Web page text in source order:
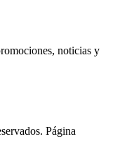
noticias y
Página